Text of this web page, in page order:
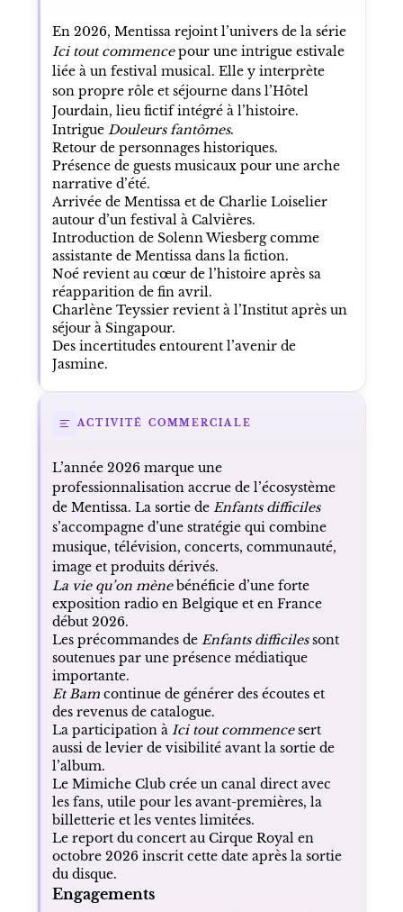
En 2026, Mentissa rejoint l’univers de la série
Ici tout commencepour une intrigue estivale
liée à un festival musical. Elle y interprète
son propre rôle et séjourne dans l’Hôtel
Jourdain, lieu fictif intégré à l’histoire.
Intrigue Douleurs fantômes.
Retour de personnages historiques.
Présence de guests musicaux pour une arche
narrative d’été.
Arrivée de Mentissa et de Charlie Loiselier
autour d’un festival à Calvières.
Introduction de Solenn Wiesberg comme
assistante de Mentissa dans la fiction.
Noé revient au cœur de l’histoire après sa
réapparition de fin avril.
Charlène Teyssier revient à l’Institut après un
séjour à Singapour.
Des incertitudes entourent l’avenir de
Jasmine.
ACTIVITÉ COMMERCIALE
L’année 2026 marque une
professionnalisation accrue de l’écosystème
de Mentissa. La sortie de Enfants difficiles
s’accompagne d’une stratégie qui combine
musique, télévision, concerts, communauté,
image et produits dérivés.
La vie qu’on mènebénéficie d’une forte
exposition radio en Belgique et en France
début 2026.
Les précommandes de Enfants difficilessont
soutenues par une présence médiatique
importante.
Et Bamcontinue de générer des écoutes et
des revenus de catalogue.
La participation à Ici tout commencesert
aussi de levier de visibilité avant la sortie de
l’album.
Le Mimiche Club crée un canal direct avec
les fans, utile pour les avant-premières, la
billetterie et les ventes limitées.
Le report du concert au Cirque Royal en
octobre 2026 inscrit cette date après la sortie
du disque.
Engagements